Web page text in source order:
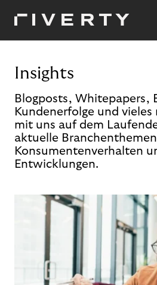
Insights
Blogposts, Whitepapers,
Kundenerfolge und vieles
mit uns auf dem
aktuelle
Konsumentenverhalten
Entwicklungen.